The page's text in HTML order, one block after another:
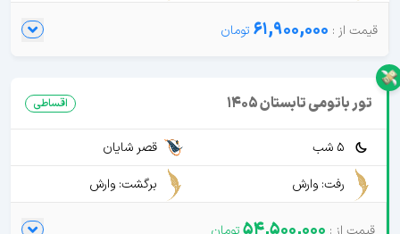
61,900,000
تور باتومی تابستان 1405 اقساطی
5 شب
قصر شایان
رفت: وارش
برگشت: وارش